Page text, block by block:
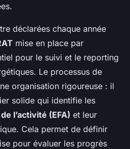
déclarées chaque année
mise en place par
pour le suivi et le reporting
Le processus de
organisation rigoureuse : il
solide qui identifie les
l’activité (EFA) et leur
Cela permet de définir
pour évaluer les progrès